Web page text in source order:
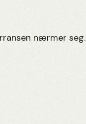
nærmer seg.